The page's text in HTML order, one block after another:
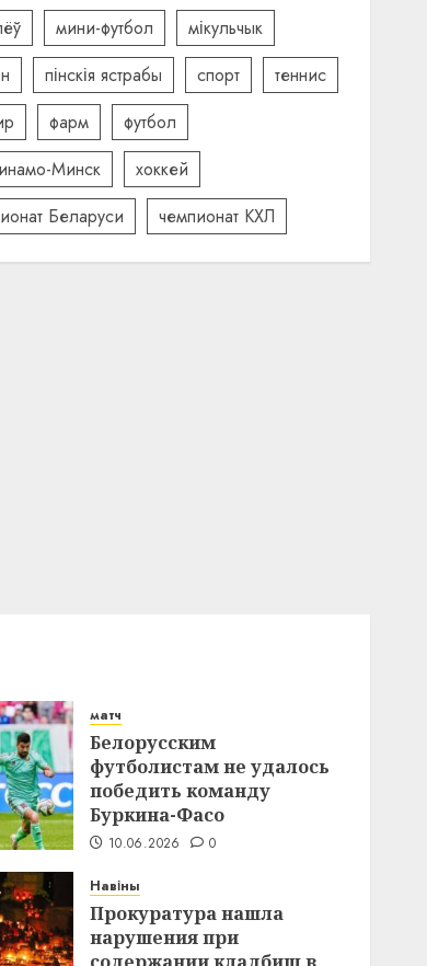
мини-футбол
мікульчык
пінскія ястрабы спорт
теннис
фарм
футбол
Минск
хоккей
Беларуси
чемпионат КХЛ
матч
Белорусским
футболистам не удалось
победить команду
Буркина-Фасо
10.06.2026 0
Навіны
Прокуратура нашла
нарушения при